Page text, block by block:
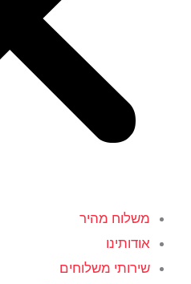
משלוח מהיר
אודותינו
שירותי משלוחים